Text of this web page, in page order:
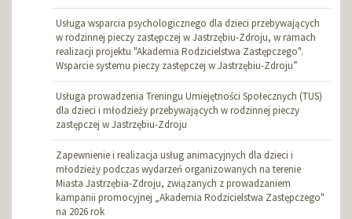
Usługa wsparcia psychologicznego dla dzieci przebywających
w rodzinnej pieczy zastępczej w Jastrzębiu-Zdroju, w ramach
realizacji projektu "Akademia Rodzicielstwa Zastępczego".
Wsparcie systemu pieczy zastępczej w Jastrzębiu-Zdroju”
Usługa prowadzenia Treningu Umiejętności Społecznych (TUS)
dla dzieci i młodzieży przebywających w rodzinnej pieczy
zastępczej w Jastrzębiu-Zdroju
Zapewnienie i realizacja usług animacyjnych dla dzieci i
młodzieży podczas wydarzeń organizowanych na terenie
Miasta Jastrzębia-Zdroju, związanych z prowadzaniem
kampanii promocyjnej „Akademia Rodzicielstwa Zastępczego"
na 2026 rok